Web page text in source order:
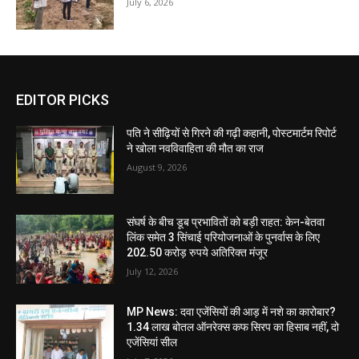
EDITOR PICKS
पति ने सीढ़ियों से गिरने की गढ़ी कहानी, पोस्टमार्टम रिपोर्ट
ने खोला नवविवाहिता की मौत का राज
August 9, 2026
संघर्ष के बीच डूब प्रभावितों को बड़ी राहत: केन-बेतवा
लिंक समेत 3 सिंचाई परियोजनाओं के पुनर्वास के लिए
202.50 करोड़ रुपये अतिरिक्त मंजूर
July 12, 2026
MP News: दवा एजेंसियों की आड़ में नशे का कारोबार?
1.34 लाख बोतल ऑनरेक्स कफ सिरप का हिसाब नहीं, दो
एजेंसियां सील